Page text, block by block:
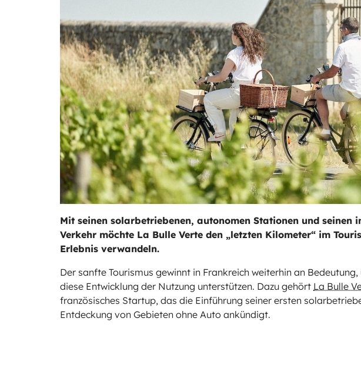
Mit seinen solarbetriebenen, autonomen Stationen und seinen
Verkehr möchte La Bulle Verte den „letzten Kilometer“ im
Erlebnis verwandeln.
Der sanfte Tourismus gewinnt in Frankreich weiterhin an
diese Entwicklung der Nutzung unterstützen. Dazu gehört La Bulle
französisches Startup, das die Einführung seiner ersten
Entdeckung von Gebieten ohne Auto ankündigt.